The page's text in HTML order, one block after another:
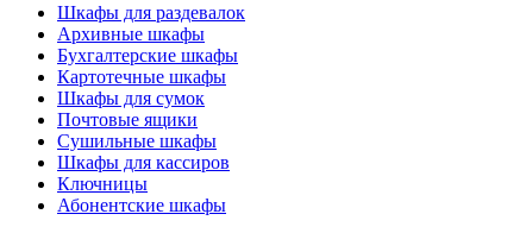
Шкафы для раздевалок
Архивные шкафы
Бухгалтерские шкафы
Картотечные шкафы
Шкафы для сумок
Почтовые ящики
Сушильные шкафы
Шкафы для кассиров
Ключницы
Абонентские шкафы